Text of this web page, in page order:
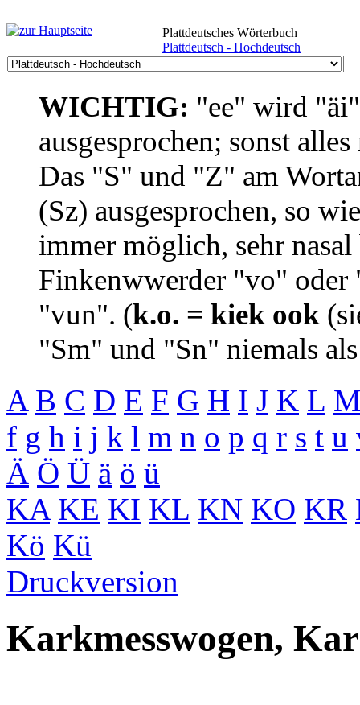
Plattdeutsches Wörterbuch
Plattdeutsch - Hochdeutsch
WICHTIG: "ee" wird
ausgesprochen; sonst
Das "S" und "Z" am
(Sz) ausgesprochen, so
immer möglich, sehr
Finkenwwerder "vo"
"vun". (k.o. = kiek ook
"Sm" und "Sn" niemals
A B C D E F G H I J K L
f g h i j k l m n o p q r s t u
Ä Ö Ü ä ö ü
KA KE KI KL KN KO KR
Kö Kü
Druckversion
Karkmesswogen,